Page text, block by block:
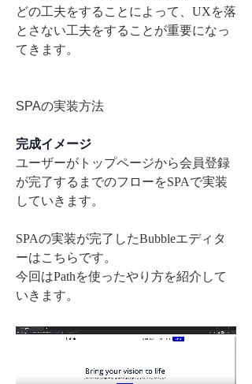
どの工夫をすることによって、UXを落
とさない工夫をすることが重要になっ
てきます。
SPAの実装方法
完成イメージ
ユーザーがトップページから会員登録
が完了するまでのフローをSPAで実装
していきます。
SPAの実装が完了したBubbleエディタ
ーはこちらです。
今回はPathを使ったやり方を紹介して
いきます。